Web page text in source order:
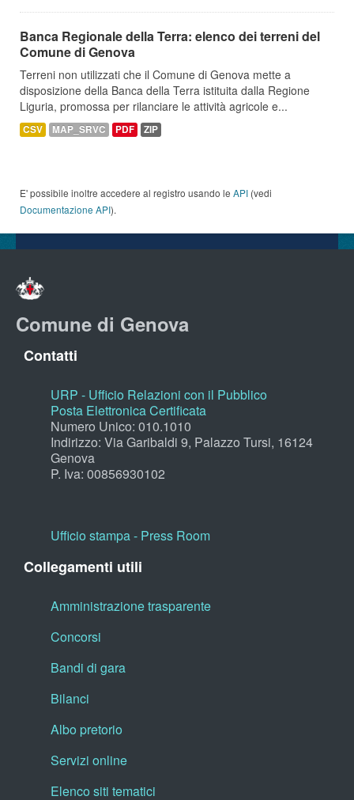
Banca Regionale della Terra: elenco dei terreni del
Comune di Genova
Terreni non utilizzati che il Comune di Genova mette a
disposizione della Banca della Terra istituita dalla Regione
Liguria, promossa per rilanciare le attività agricole e...
CSV MAP_SRVC PDF ZIP
E' possibile inoltre accedere al registro usando le API (vedi
Documentazione API).
Comune di Genova
Contatti
URP - Ufficio Relazioni con il Pubblico
Posta Elettronica Certificata
Numero Unico: 010.1010
Indirizzo: Via Garibaldi 9, Palazzo Tursi, 16124
Genova
P. Iva: 00856930102
Ufficio stampa - Press Room
Collegamenti utili
Amministrazione trasparente
Concorsi
Bandi di gara
Bilanci
Albo pretorio
Servizi online
Elenco siti tematici